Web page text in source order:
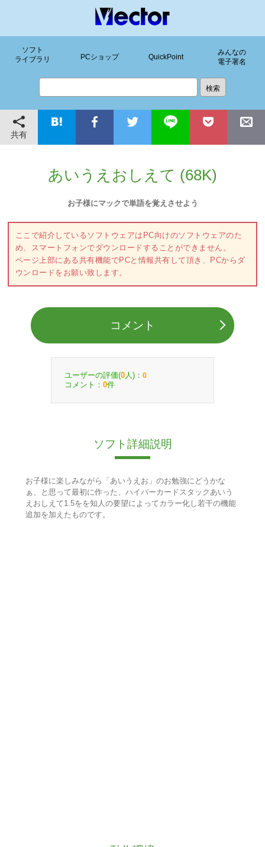
ソフト
ライブラリ
PCショップ QuickPoint
みんなの
電子署名
共有
あいうえおしえて (68K)
お子様にマックで単語を覚えさせよう
ここで紹介しているソフトウェアはPC向けのソフトウェアのた
め、スマートフォンでダウンロードすることができません。
ページ上部にある共有機能でPCと情報共有して頂き、PCからダ
ウンロードをお願い致します。
コメント
ユーザーの評価(0 人)： 0
コメント： 0件
ソフト詳細説明
お子様に楽しみながら「あいうえお」のお勉強にどうかな
ぁ、と思って最初に作った、ハイパーカードスタックあいう
えおしえて1.5をを知人の要望によってカラー化し若干の機能
追加を加えたものです。